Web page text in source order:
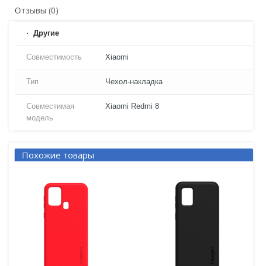
Отзывы (0)
Другие
Совместимость Xiaomi
Тип Чехол-накладка
Совместимая
модель
Xiaomi Redmi 8
Похожие товары